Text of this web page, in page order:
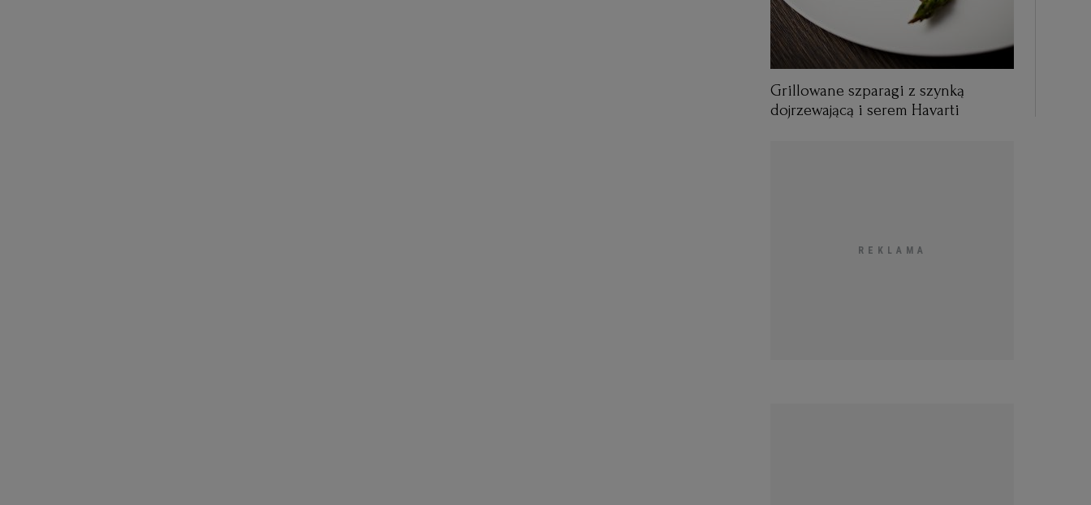
Grillowane szparagi z szynką
dojrzewającą i serem Havarti